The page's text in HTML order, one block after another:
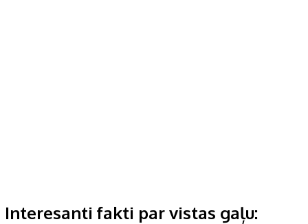
Interesanti fakti par vistas gaļu: